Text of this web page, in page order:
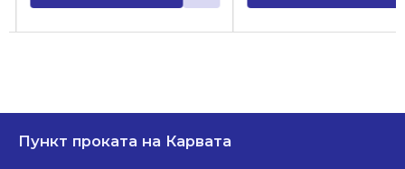
Пункт проката на Карвата